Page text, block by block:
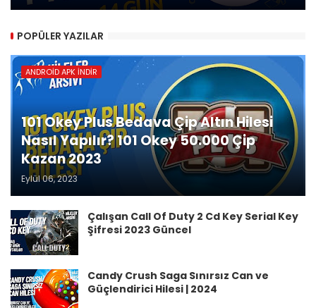
POPÜLER YAZILAR
ANDROID APK İNDIR
101 Okey Plus Bedava Çip Altın Hilesi
Nasıl Yapılır? 101 Okey 50.000 Çip
Kazan 2023
Eylül 06, 2023
Çalışan Call Of Duty 2 Cd Key Serial Key
Şifresi 2023 Güncel
Candy Crush Saga Sınırsız Can ve
Güçlendirici Hilesi | 2024